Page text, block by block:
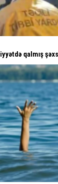
qalmış